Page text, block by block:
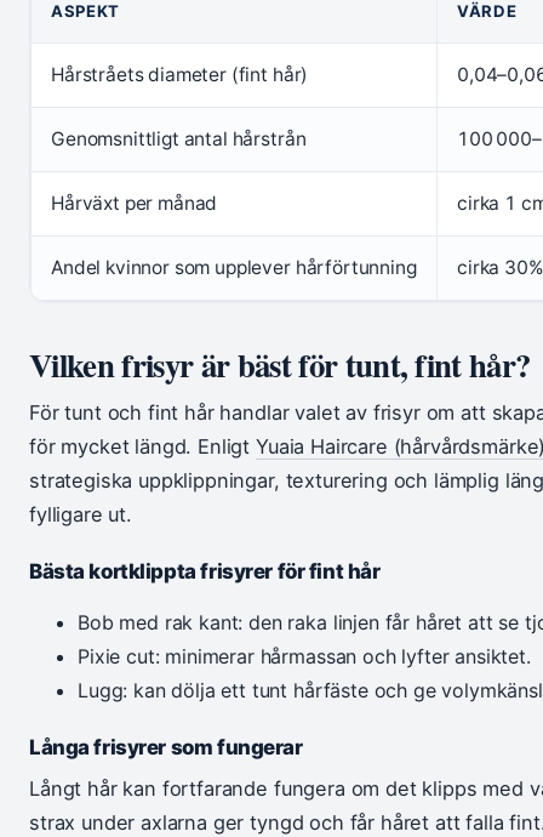
ASPEKT VÄRDE
Hårstråets diameter (fint hår)
Genomsnittligt antal hårstrån 100
Hårväxt per månad cirka 1
Andel kvinnor som upplever hårförtunning cirka
Vilken frisyr är bäst för tunt, fint hår?
För tunt och fint hår handlar valet av frisyr om att
för mycket längd. Enligt Yuaia Haircare
strategiska uppklippningar, texturering och lämplig
fylligare ut.
Bästa kortklippta frisyrer för fint hår
Bob med rak kant: den raka linjen får håret att se
Pixie cut: minimerar hårmassan och lyfter ansiktet.
Lugg: kan dölja ett tunt hårfäste och ge
Långa frisyrer som fungerar
Långt hår kan fortfarande fungera om det klipps med
strax under axlarna ger tyngd och får håret att falla